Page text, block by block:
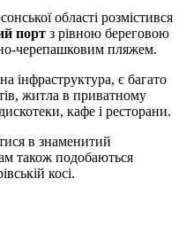
області розмістився
порт з рівною береговою
черепашковим пляжем.
інфраструктура, є багато
житла в приватному
кафе і ресторани.
в знаменитий
також подобаються
косі.